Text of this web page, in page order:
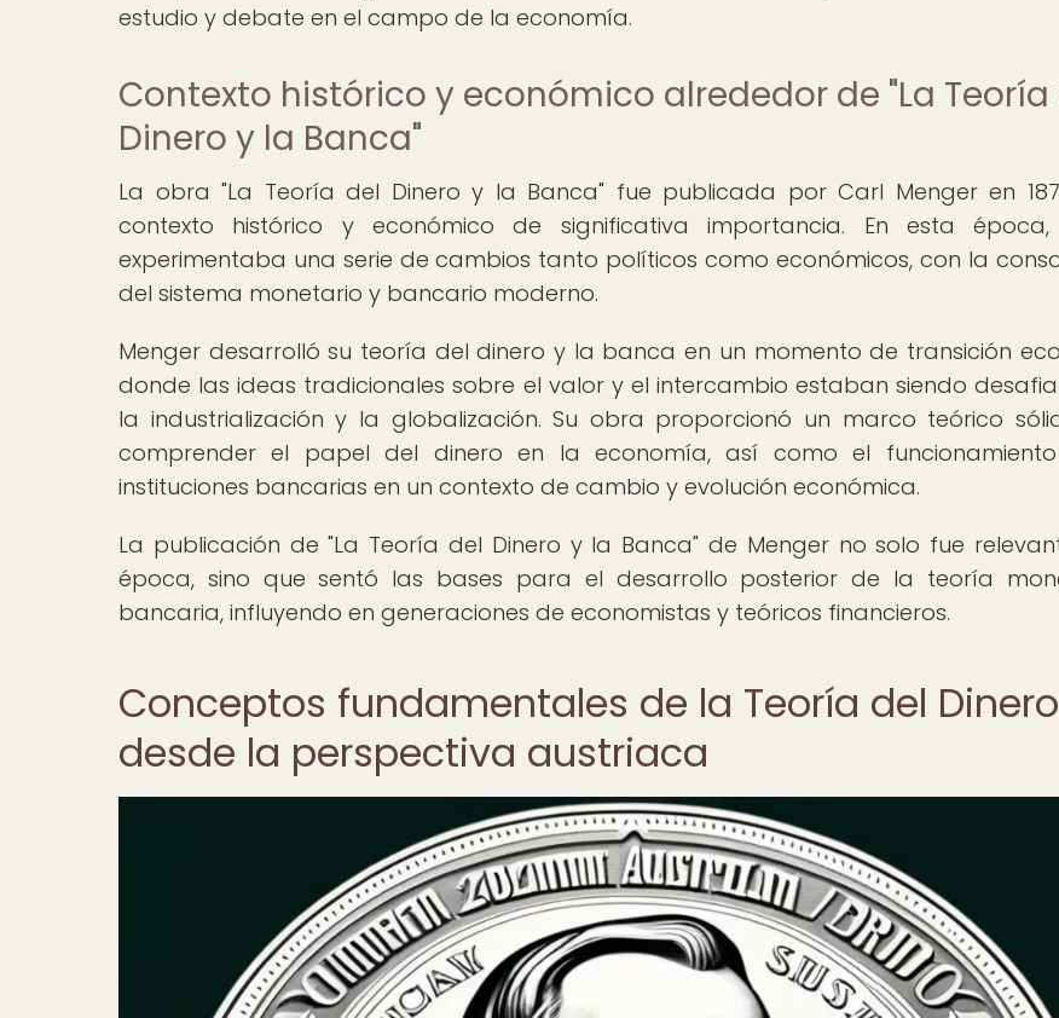
estudio y debate en el campo de la economía.
Contexto histórico y económico alrededor de "La Teoría
Dinero y la Banca"
La obra "La Teoría del Dinero y la Banca" fue publicada por Carl Menger en
contexto histórico y económico de significativa importancia. En esta época,
experimentaba una serie de cambios tanto políticos como económicos, con la
del sistema monetario y bancario moderno.
Menger desarrolló su teoría del dinero y la banca en un momento de transición
donde las ideas tradicionales sobre el valor y el intercambio estaban siendo
la industrialización y la globalización. Su obra proporcionó un marco teórico
comprender el papel del dinero en la economía, así como el
instituciones bancarias en un contexto de cambio y evolución económica.
La publicación de "La Teoría del Dinero y la Banca" de Menger no solo fue
época, sino que sentó las bases para el desarrollo posterior de la teoría
bancaria, influyendo en generaciones de economistas y teóricos financieros.
Conceptos fundamentales de la Teoría del Dinero
desde la perspectiva austriaca